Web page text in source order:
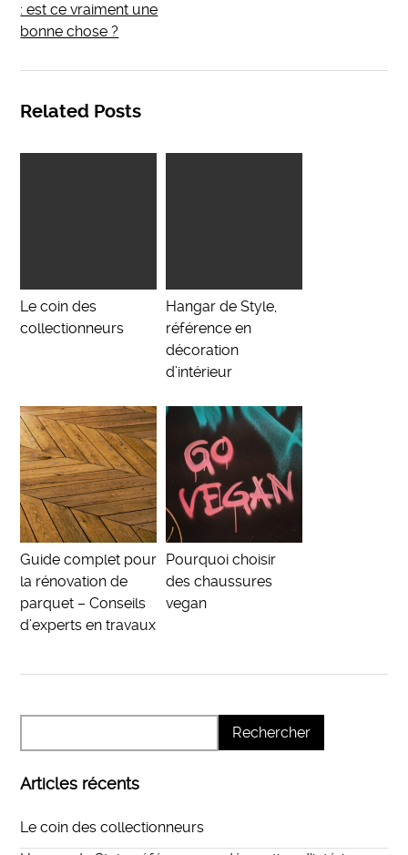
: est ce vraiment une
bonne chose ?
Related Posts
Le coin des
collectionneurs
Hangar de Style,
référence en
décoration
d’intérieur
Guide complet pour
la rénovation de
parquet – Conseils
d’experts en travaux
Pourquoi choisir
des chaussures
vegan
Articles récents
Le coin des collectionneurs